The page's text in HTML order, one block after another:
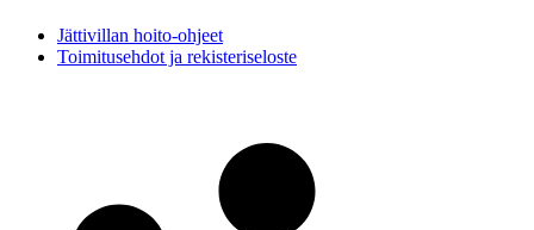
Jättivillan hoito-ohjeet
Toimitusehdot ja rekisteriseloste